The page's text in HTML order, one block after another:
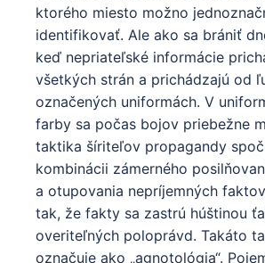
ktorého miesto možno
identifikovať. Ale ako sa brániť
keď nepriateľské informácie
všetkých strán a prichádzajú od
označených uniformách. V
farby sa počas bojov priebežne
taktika šíriteľov propagandy
kombinácii zámerného
a otupovania nepríjemných
tak, že fakty sa zastrú húštinou
overiteľných poloprávd. Takáto
označuje ako „agnotológia“.